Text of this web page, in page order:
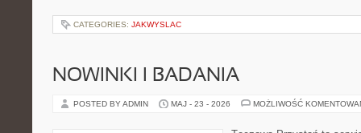
CATEGORIES: JAKWYSLAC
NOWINKI I BADANIA
POSTED BY ADMIN MAJ - 23 - 2026 MOŻLIWOŚĆ